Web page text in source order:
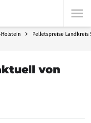
Pelletspreise Landkreis
von